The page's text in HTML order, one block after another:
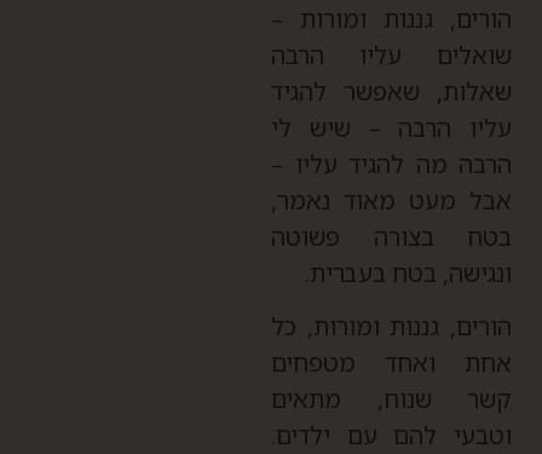
גננות ומורות –
עליו הרבה
שאפשר להגיד
הרבה – שיש לי
מה להגיד עליו –
מעט מאוד נאמר,
בצורה פשוטה
בטח בעברית.
גננות ומורות, כל
ואחד מטפחים
שנוח, מתאים
להם עם ילדים.